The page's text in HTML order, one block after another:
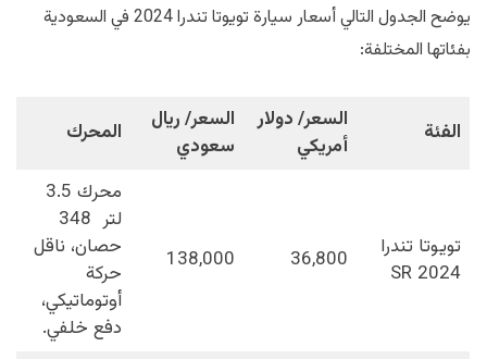
يوضح الجدول التالي أسعار سيارة تويوتا تندرا 2024 في السعودية
بفئاتها المختلفة:
الفئة
السعر/ دولار
أمريكي
السعر/ ريال
سعودي
المحرك
تويوتا تندرا
SR 2024
36,800
138,000
محرك 3.5
لتر 348
حصان، ناقل
حركة
أوتوماتيكي،
دفع خلفي.